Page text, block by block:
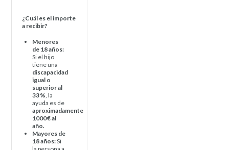
¿Cuál es el importe
a recibir?
Menores
de 18 años:
Si el hijo
tiene una
discapacidad
igual o
superior al
33% , la
ayuda es de
aproximadamente
1000 € al
año.
Mayores de
18 años:Si